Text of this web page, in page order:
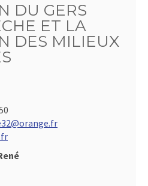
DU GERS
ET LA
DES MILIEUX